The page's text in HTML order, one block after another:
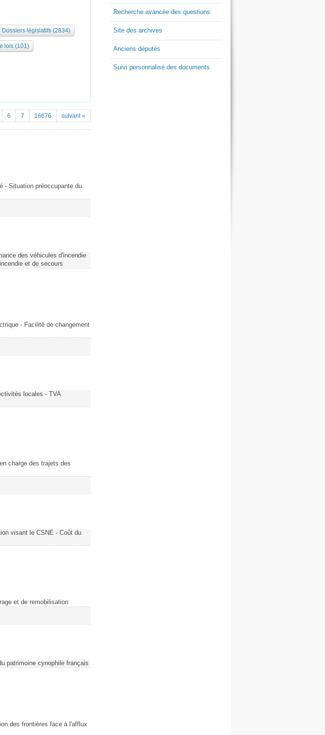
Dossiers législatifs (2834)
lois (101)
6 7 16676 suivant »
- Situation préoccupante du
des véhicules d'incendie
et de secours
- Facilité de changement
locales - TVA
charge des trajets des
visant le CSNE - Coût du
et de remobilisation
patrimoine cynophile français
des frontières face à l'afflux
Recherche avancée des questions
Site des archives
Anciens députés
Suivi personnalisé des documents